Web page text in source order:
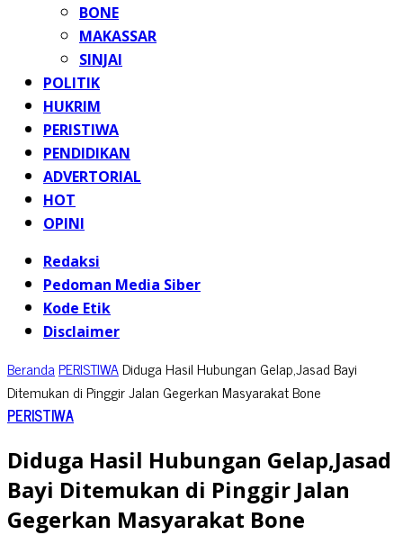
BONE
MAKASSAR
SINJAI
POLITIK
HUKRIM
PERISTIWA
PENDIDIKAN
ADVERTORIAL
HOT
OPINI
Redaksi
Pedoman Media Siber
Kode Etik
Disclaimer
BerandaPERISTIWADiduga Hasil Hubungan Gelap,Jasad Bayi
Ditemukan di Pinggir Jalan Gegerkan Masyarakat Bone
PERISTIWA
Diduga Hasil Hubungan Gelap,Jasad
Bayi Ditemukan di Pinggir Jalan
Gegerkan Masyarakat Bone